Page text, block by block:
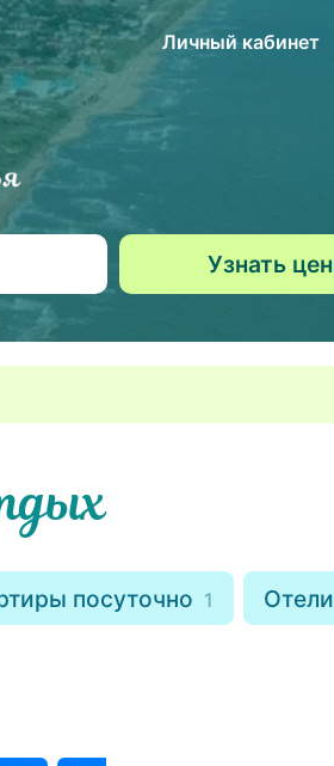
Личный кабинет
посуточно 1 Отели